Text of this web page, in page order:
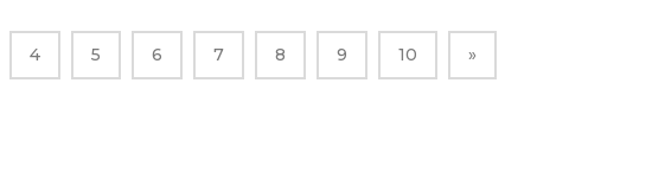
4 5 6 7 8 9 10 »